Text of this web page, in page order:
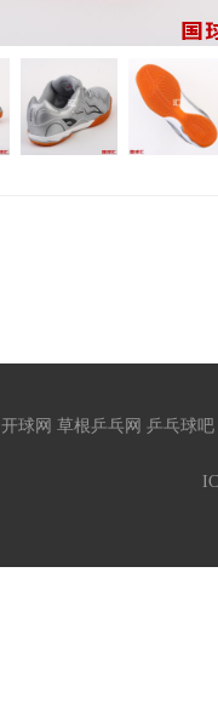
开球网 草根乒乓网 乒乓球吧